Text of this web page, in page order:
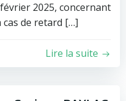
2025, concernant
de retard […]
Lire la suite